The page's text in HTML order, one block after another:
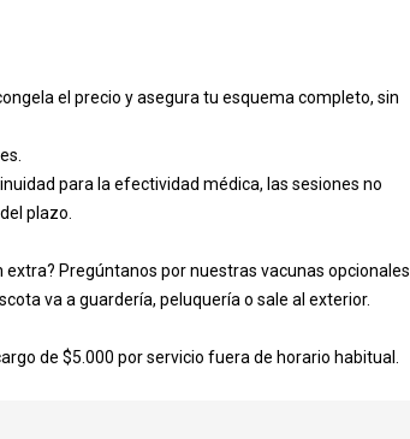
el precio y asegura tu esquema completo, sin
para la efectividad médica, las sesiones no
plazo.
Pregúntanos por nuestras vacunas opcionales
va a guardería, peluquería o sale al exterior.
de $5.000 por servicio fuera de horario habitual.